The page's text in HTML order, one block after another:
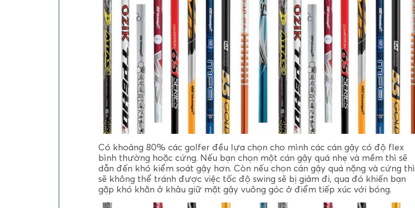
Có khoảng 80% các golfer đều lựa chọn cho mình các cán gậy có độ flex
bình thường hoặc cứng. Nếu bạn chọn một cán gậy quá nhẹ và mềm thì sẽ
dẫn đến khó kiểm soát gậy hơn. Còn nếu chọn cán gậy quá nặng và cứng thì
sẽ không thể tránh được việc tốc độ swing sẽ bị giảm đi, qua đó khiến bạn
gặp khó khăn ở khâu giữ mặt gậy vuông góc ở điểm tiếp xúc với bóng.